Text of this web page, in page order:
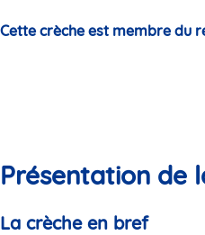
Cette crèche est membre du
Présentation de
La crèche en bref